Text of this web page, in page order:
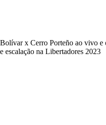
Bolívar x Cerro Porteño ao vivo e
e escalação na Libertadores 2023